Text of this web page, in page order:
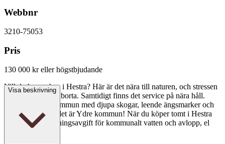
Webbnr
3210-75053
Pris
130 000 kr eller högstbjudande
Vill du bygga hus i Hestra? Här är det nära till naturen, och stressen
i stan känns långt borta. Samtidigt finns det service på nära håll.
Liten men tuff kommun med djupa skogar, leende ängsmarker och
hundratals sjöar, det är Ydre kommun! När du köper tomt i Hestra
ingår både anslutningsavgift för kommunalt vatten och avlopp, el
Visa beskrivning